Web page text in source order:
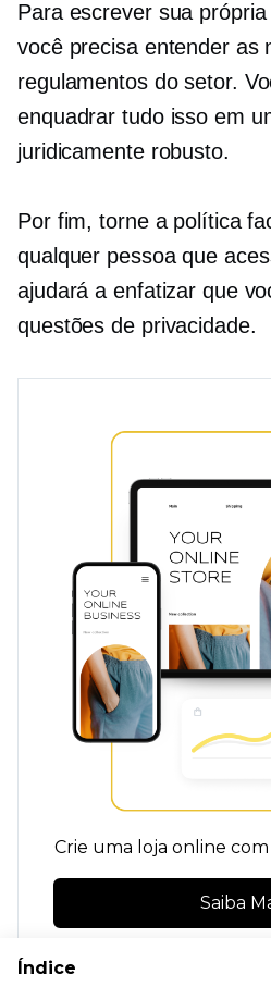
Para escrever sua
você precisa entender as
regulamentos do setor.
enquadrar tudo isso em
juridicamente robusto.
Por fim, torne a política
qualquer pessoa que
ajudará a enfatizar que
questões de privacidade.
Crie uma loja online
Saiba
Índice